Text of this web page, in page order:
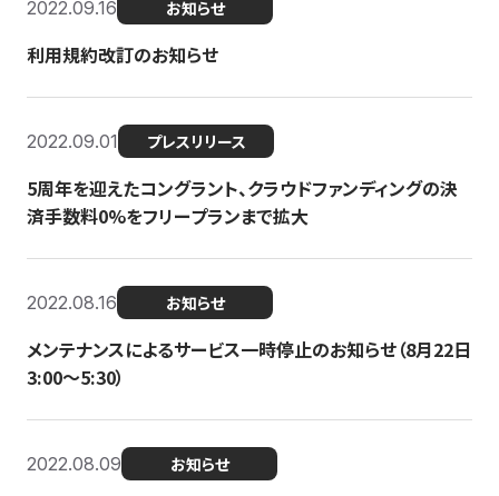
2022.09.16 お知らせ
利用規約改訂のお知らせ
2022.09.01 プレスリリース
5周年を迎えたコングラント、クラウドファンディングの決
済手数料0%をフリープランまで拡大
2022.08.16 お知らせ
メンテナンスによるサービス一時停止のお知らせ（8月22日
3:00〜5:30）
2022.08.09 お知らせ